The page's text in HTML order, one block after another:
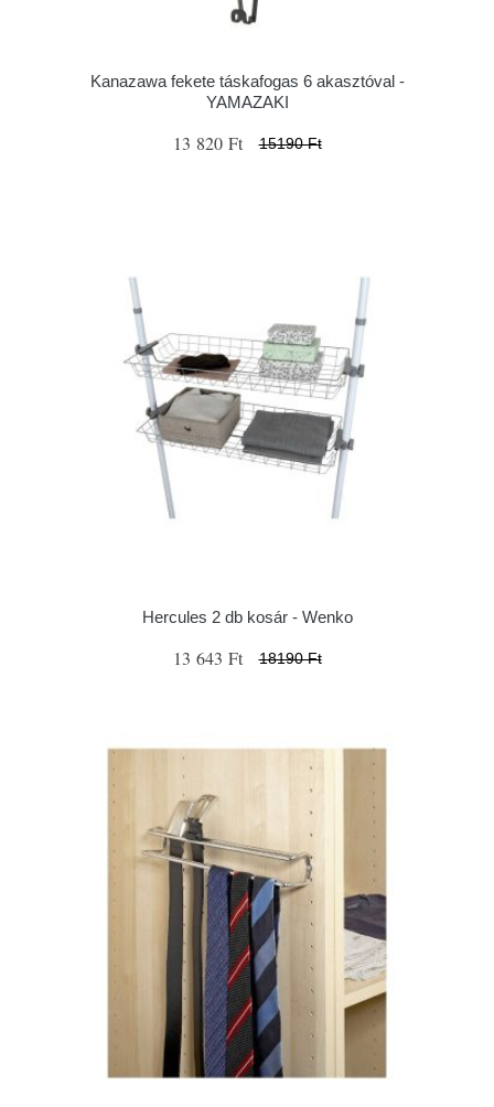
Kanazawa fekete táskafogas 6 akasztóval -
YAMAZAKI
13 820 Ft 15190 Ft
Hercules 2 db kosár - Wenko
13 643 Ft 18190 Ft